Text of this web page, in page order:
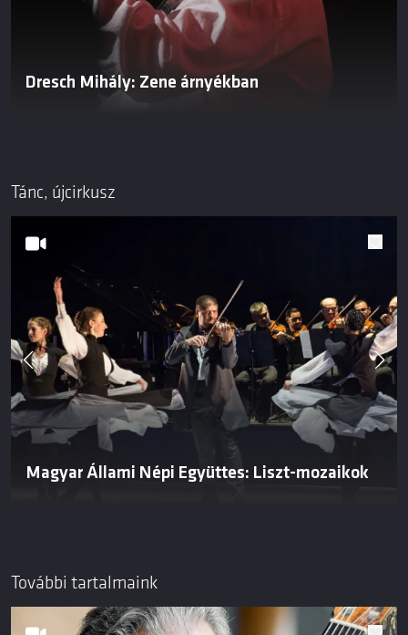
Dresch Mihály: Zene árnyékban
Tánc, újcirkusz
Magyar Állami Népi Együttes: Liszt-mozaikok
További tartalmaink